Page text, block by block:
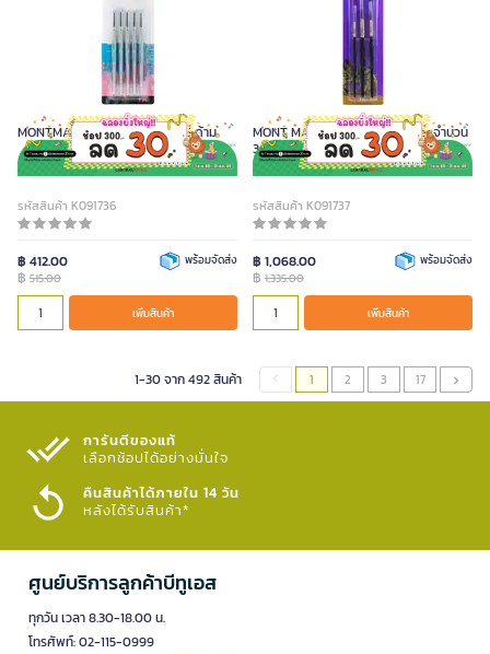
MONTMARTE พู่กันยาง จำนวน 5 ด้าม
รหัสสินค้า K091736
฿ 412.00
฿ 515.00
พร้อมจัดส่ง
เพิ่มสินค้า
MONT MARTE ชุดพู่กัน Fat Liner จำนวน
3 ด้าม
รหัสสินค้า K091737
฿ 1,068.00
฿ 1,335.00
พร้อมจัดส่ง
เพิ่มสินค้า
1-30 จาก 492 สินค้า 1 2 3 17
การันตีของแท้
เลือกช้อปได้อย่างมั่นใจ​
คืนสินค้าได้ภายใน 14 วัน
หลังได้รับสินค้า*
ศูนย์บริการลูกค้าบีทูเอส
ทุกวัน เวลา 8.30-18.00 น.
โทรศัพท์: 02-115-0999